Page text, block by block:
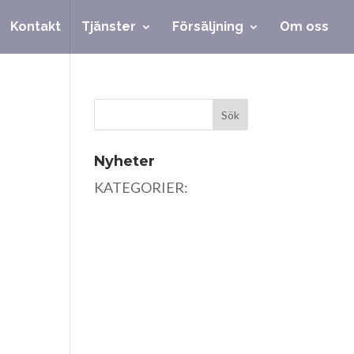
Kontakt Tjänster Försäljning Om oss
Nyheter
KATEGORIER: